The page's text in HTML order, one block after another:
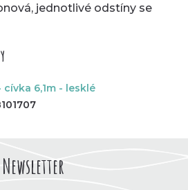
jednotlivé odstíny se
cívka 6,1m - lesklé
Newsletter